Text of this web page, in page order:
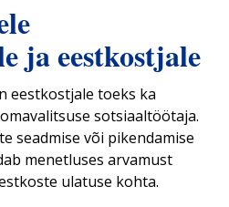
ja eestkostjale
eestkostjale toeks ka
sotsiaaltöötaja.
seadmise või pikendamise
menetluses arvamust
ulatuse kohta.